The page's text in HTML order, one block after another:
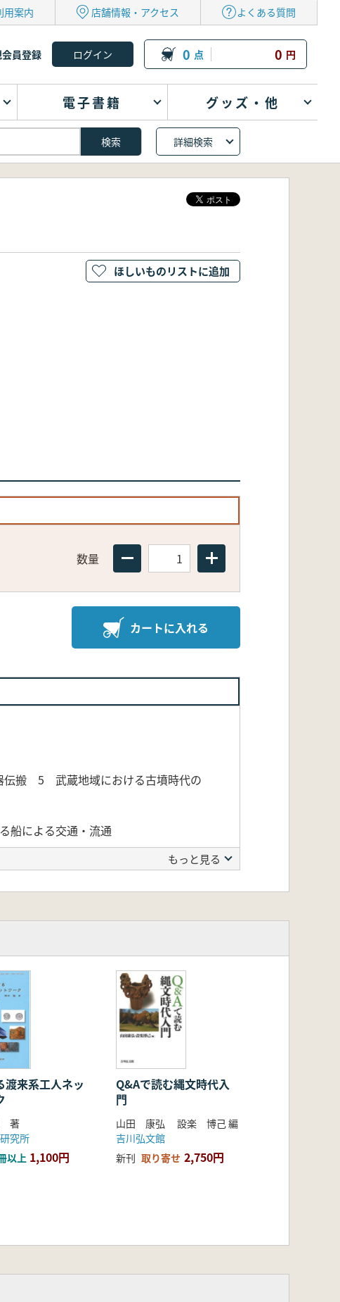
用案内 店舗情報・アクセス よくある質問
員登録 0 点 0 円
電子書籍 グッズ・他
詳細検索
数量
カートに入れる
ほしいものリストに追加
伝搬 5 武蔵地域における古墳時代の
による交通・流通
もっと見る
渡来系工人ネッ
著
究所
以上 1,100円
Q&Aで読む縄文時代入
門
山田 康弘 設楽 博己 編
吉川弘文館
新刊 取り寄せ 2,750円